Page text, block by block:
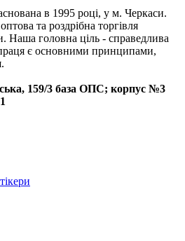
в 1995 році, у м. Черкаси.
та роздрібна торгівля
Наша головна ціль - справедлива
є основними принципами,
159/3 база ОПС; корпус №3